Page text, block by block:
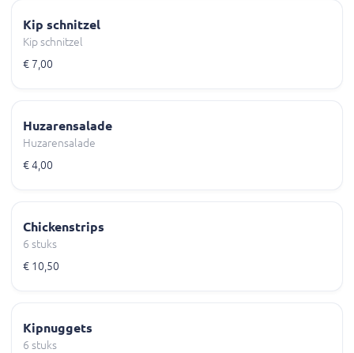
Kip schnitzel
Kip schnitzel
€ 7,00
Huzarensalade
Huzarensalade
€ 4,00
Chickenstrips
6 stuks
€ 10,50
Kipnuggets
6 stuks